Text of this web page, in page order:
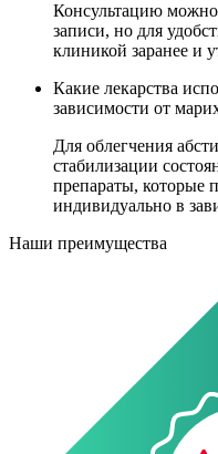
Консультацию можно
записи, но для
клиникой заранее и
Какие лекарства
зависимости от
Для облегчения
стабилизации
препараты, которые
индивидуально в
Наши преимущества